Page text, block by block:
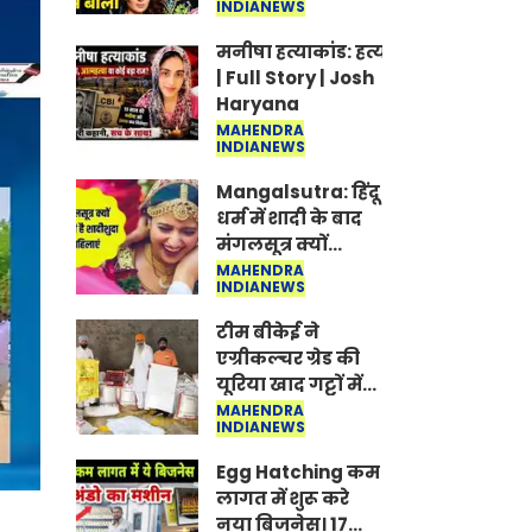
Jantar-Mantar |
CJP protest
INDIANEWS
मनीषा हत्याकांड: हत्या, आत्महत्या या
| Full Story | Josh
Haryana
MAHENDRA
INDIANEWS
Mangalsutra: हिंदू
धर्म में शादी के बाद
मंगलसूत्र क्यों
पहनती है महिलाएं,
किसने शुरु की ये
परंपरा
MAHENDRA
INDIANEWS
टीम बीकेई ने
एग्रीकल्चर ग्रेड की
यूरिया खाद गट्टों में
बदलकर टेक्निकल
ग्रेड में बेचने वालों पर
करवाई कार्रवाई:
लखविंदर सिंह
औलख
MAHENDRA
INDIANEWS
Egg Hatching कम
लागत में शुरू करे
नया बिजनेस। 17